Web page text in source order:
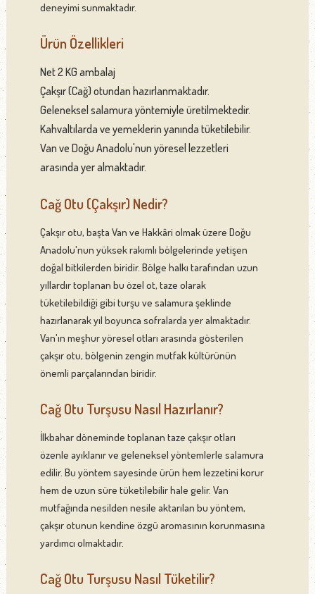
deneyimi sunmaktadır.
Ürün Özellikleri
Net 2 KG ambalaj
Çakşır (Cağ) otundan hazırlanmaktadır.
Geleneksel salamura yöntemiyle üretilmektedir.
Kahvaltılarda ve yemeklerin yanında tüketilebilir.
Van ve Doğu Anadolu'nun yöresel lezzetleri
arasında yer almaktadır.
Cağ Otu (Çakşır) Nedir?
Çakşır otu, başta Van ve Hakkâri olmak üzere Doğu
Anadolu'nun yüksek rakımlı bölgelerinde yetişen
doğal bitkilerden biridir. Bölge halkı tarafından uzun
yıllardır toplanan bu özel ot, taze olarak
tüketilebildiği gibi turşu ve salamura şeklinde
hazırlanarak yıl boyunca sofralarda yer almaktadır.
Van'ın meşhur yöresel otları arasında gösterilen
çakşır otu, bölgenin zengin mutfak kültürünün
önemli parçalarından biridir.
Cağ Otu Turşusu Nasıl Hazırlanır?
İlkbahar döneminde toplanan taze çakşır otları
özenle ayıklanır ve geleneksel yöntemlerle salamura
edilir. Bu yöntem sayesinde ürün hem lezzetini korur
hem de uzun süre tüketilebilir hale gelir. Van
mutfağında nesilden nesile aktarılan bu yöntem,
çakşır otunun kendine özgü aromasının korunmasına
yardımcı olmaktadır.
Cağ Otu Turşusu Nasıl Tüketilir?